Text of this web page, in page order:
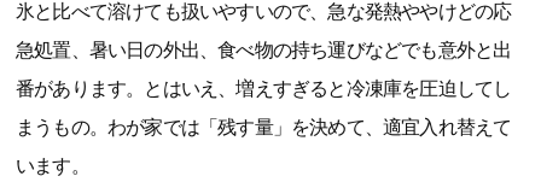
氷と比べて溶けても扱いやすいので、急な発熱ややけどの応
急処置、暑い日の外出、食べ物の持ち運びなどでも意外と出
番があります。とはいえ、増えすぎると冷凍庫を圧迫してし
まうもの。わが家では「残す量」を決めて、適宜入れ替えて
います。